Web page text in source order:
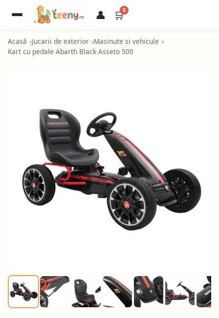
👤 🛒0
Acasă Jucarii de exterior Masinute si vehicule
Kart cu pedale Abarth Black Asseto 500